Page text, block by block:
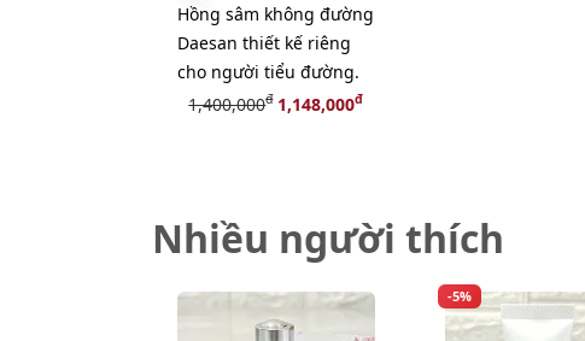
Hồng sâm không đường
Daesan thiết kế riêng
cho người tiểu đường.
1,400,000đ1,148,000đ
Nhiều người thích
-5%